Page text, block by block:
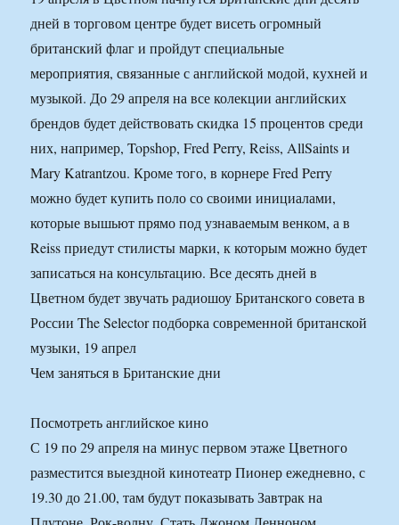
дней в торговом центре будет висеть огромный
британский флаг и пройдут специальные
мероприятия, связанные с английской модой, кухней и
музыкой. До 29 апреля на все колекции английских
брендов будет действовать скидка 15 процентов среди
них, например, Topshop, Fred Perry, Reiss, AllSaints и
Mary Katrantzou. Кроме того, в корнере Fred Perry
можно будет купить поло со своими инициалами,
которые вышьют прямо под узнаваемым венком, а в
Reiss приедут стилисты марки, к которым можно будет
записаться на консультацию. Все десять дней в
Цветном будет звучать радиошоу Британского совета в
России The Selector подборка современной британской
музыки, 19 апрел
Чем заняться в Британские дни
Посмотреть английское кино
С 19 по 29 апреля на минус первом этаже Цветного
разместится выездной кинотеатр Пионер ежедневно, с
19.30 до 21.00, там будут показывать Завтрак на